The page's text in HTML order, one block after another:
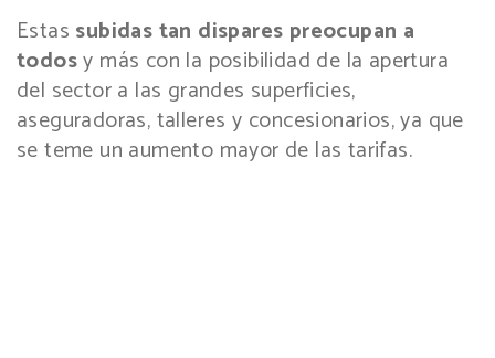
Estas subidas tan dispares preocupan a
todosy más con la posibilidad de la apertura
del sector a las grandes superficies,
aseguradoras, talleres y concesionarios, ya que
se teme un aumento mayor de las tarifas.